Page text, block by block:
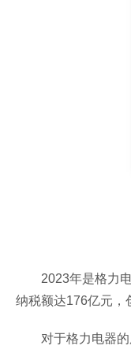
2023年是格力
纳税额达176亿元，
对于格力电器